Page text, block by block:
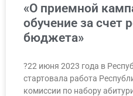
«О приемной
обучение за счет
бюджета»
?22 июня 2023 года в
стартовала работа
комиссии по набору